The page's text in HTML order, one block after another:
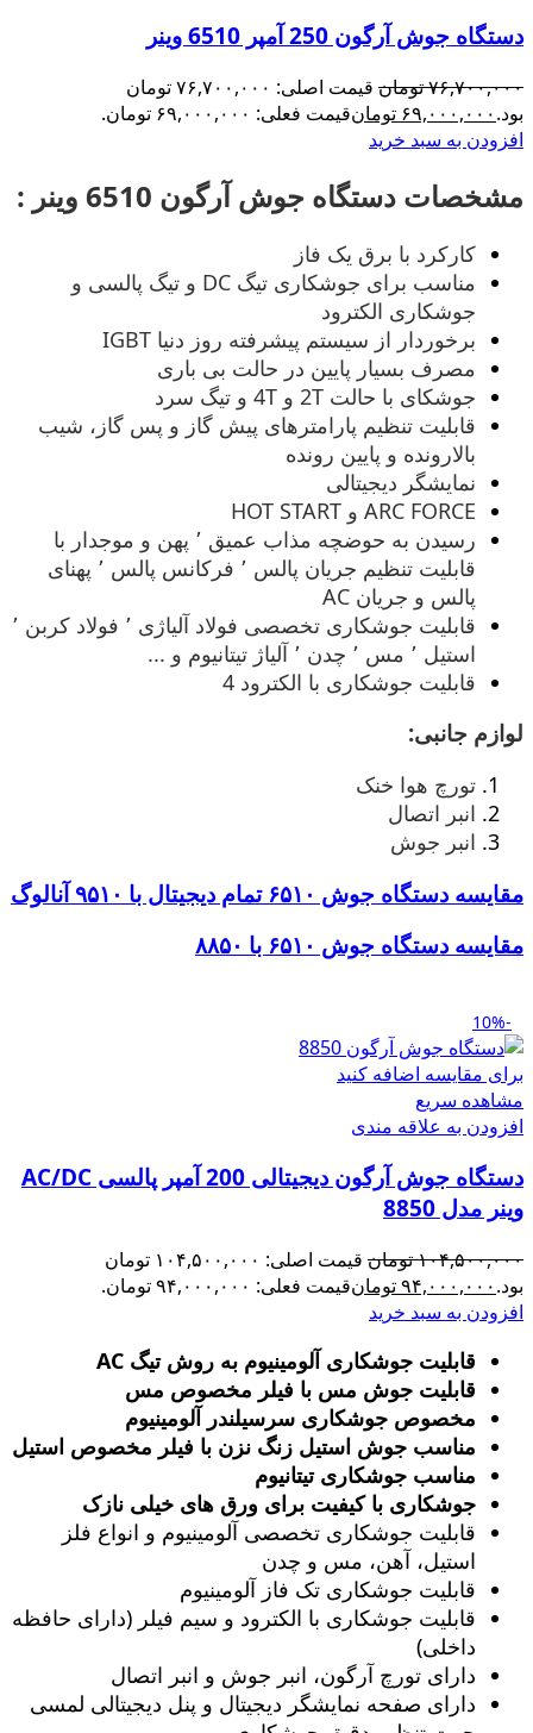
دستگاه جوش آرگون 250 آمپر 6510 وینر
۷۶,۷۰۰,۰۰۰تومان
قیمت اصلی: ۷۶,۷۰۰,۰۰۰ تومان
بود.۶۹,۰۰۰,۰۰۰ تومانقیمت فعلی: ۶۹,۰۰۰,۰۰۰ تومان.
افزودن به سبد خرید
مشخصات دستگاه جوش آرگون 6510 وینر :
کارکرد با برق یک فاز
مناسب برای جوشکاری تیگ DC و تیگ پالسی و
جوشکاری الکترود
برخوردار از سیستم پیشرفته روز دنیا IGBT
مصرف بسیار پایین در حالت بی باری
جوشکای با حالت 2T و 4T و تیگ سرد
قابلیت تنظیم پارامترهای پیش گاز و پس گاز، شیب
بالارونده و پایین رونده
نمایشگر دیجیتالی
ARC FORCE و HOT START
رسیدن به حوضچه مذاب عمیق ٬ پهن و موجدار با
قابلیت تنظیم جریان پالس ٬ فرکانس پالس ٬ پهنای
پالس و جریان AC
قابلیت جوشکاری تخصصی فولاد آلیاژی ٬ فولاد کربن ٬
استیل ٬ مس ٬ چدن ٬ آلیاژ تیتانیوم و ...
قابلیت جوشکاری با الکترود 4
لوازم جانبی:
تورچ هوا خنک
انبر اتصال
انبر جوش
مقایسه دستگاه جوش ۶۵۱۰ تمام دیجیتال با ۹۵۱۰ آنالوگ
مقایسه دستگاه جوش ۶۵۱۰ با ۸۸۵۰
-10%
برای مقایسه اضافه کنید
مشاهده سریع
افزودن به علاقه مندی
دستگاه جوش آرگون دیجیتالی 200 آمپر پالسی AC/DC
وینر مدل 8850
۱۰۴,۵۰۰,۰۰۰تومان
قیمت اصلی: ۱۰۴,۵۰۰,۰۰۰ تومان
بود.۹۴,۰۰۰,۰۰۰تومانقیمت فعلی: ۹۴,۰۰۰,۰۰۰ تومان.
افزودن به سبد خرید
قابلیت جوشکاری آلومینیوم به روش تیگ AC
قابلیت جوش مس با فیلر مخصوص مس
مخصوص جوشکاری سرسیلندر آلومینیوم
مناسب جوش استیل زنگ‌ نزن با فیلر مخصوص استیل
مناسب جوشکاری تیتانیوم
جوشکاری با کیفیت برای ورق های خیلی نازک
قابلیت جوشکاری تخصصی آلومینیوم و انواع فلز
استیل، آهن، مس و چدن
قابلیت جوشکاری تک فاز آلومینیوم
قابلیت جوشکاری با الکترود و سیم فیلر (دارای حافظه
داخلی)
دارای تورچ آرگون، انبر جوش و انبر اتصال
دارای صفحه نمایشگر دیجیتال و پنل دیجیتالی لمسی